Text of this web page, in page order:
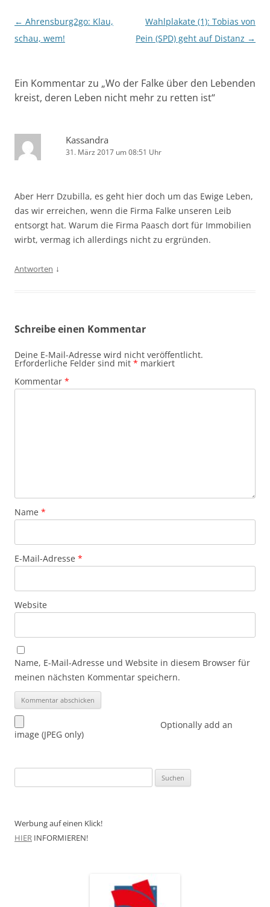
Beitragsnavigation
← Ahrensburg2go: Klau,
schau, wem!
Wahlplakate (1): Tobias von
Pein (SPD) geht auf Distanz →
Ein Kommentar zu „Wo der Falke über den Lebenden
kreist, deren Leben nicht mehr zu retten ist“
Kassandra
31. März 2017 um 08:51 Uhr
Aber Herr Dzubilla, es geht hier doch um das Ewige Leben,
das wir erreichen, wenn die Firma Falke unseren Leib
entsorgt hat. Warum die Firma Paasch dort für Immobilien
wirbt, vermag ich allerdings nicht zu ergründen.
Antworten ↓
Schreibe einen Kommentar
Deine E-Mail-Adresse wird nicht veröffentlicht.
Erforderliche Felder sind mit * markiert
Kommentar *
Name *
E-Mail-Adresse *
Website
Name, E-Mail-Adresse und Website in diesem Browser für
meinen nächsten Kommentar speichern.
Optionally add an
image (JPEG only)
nach:
Werbung auf einen Klick!
HIER INFORMIEREN!